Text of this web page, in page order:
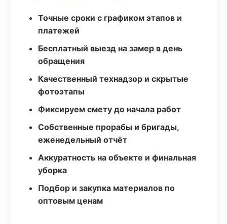
Точные сроки с графиком этапов и
платежей
Бесплатный выезд на замер в день
обращения
Качественный технадзор и скрытые
фотоэтапы
Фиксируем смету до начала работ
Собственные прорабы и бригады,
еженедельный отчёт
Аккуратность на объекте и финальная
уборка
Подбор и закупка материалов по
оптовым ценам